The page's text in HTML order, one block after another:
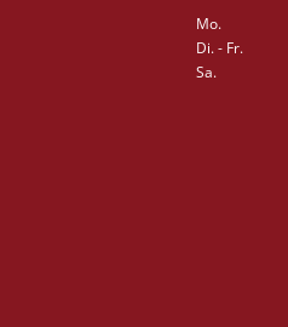
Mo.
Di. - Fr.
Sa.